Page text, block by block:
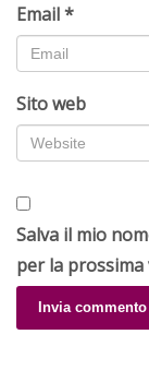
Email*
Sito web
Salva il mio
per la prossima